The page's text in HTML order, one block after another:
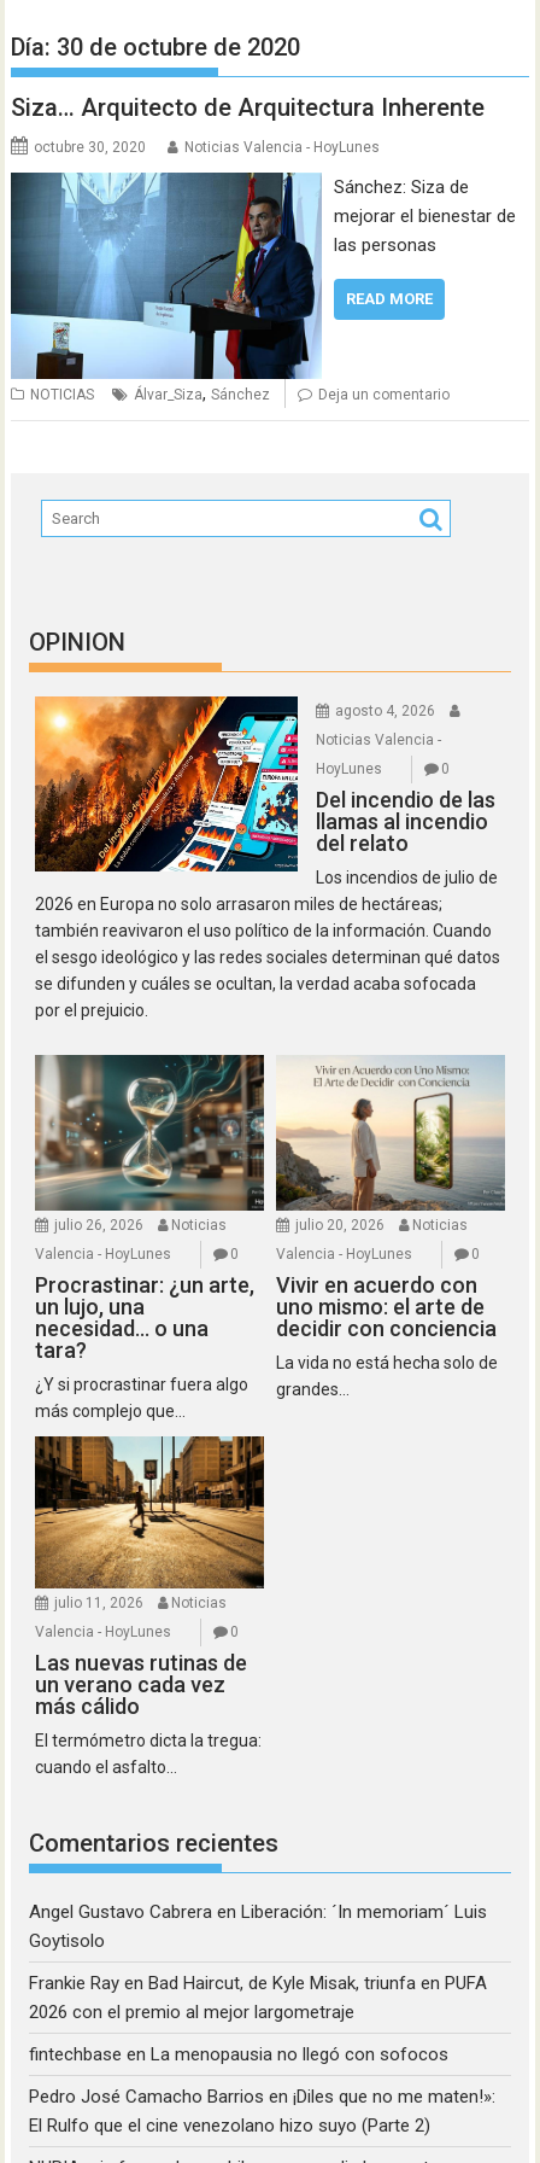
Día: 30 de octubre de 2020
Siza… Arquitecto de Arquitectura Inherente
octubre 30, 2020 Noticias Valencia - HoyLunes
Sánchez: Siza de
mejorar el bienestar de
las personas
READ MORE
NOTICIAS Álvar_Siza,Sánchez Deja un comentario
OPINION
agosto 4, 2026
Noticias Valencia -
HoyLunes
0
Del incendio de las
llamas al incendio
del relato
Los incendios de julio de
2026 en Europa no solo arrasaron miles de hectáreas;
también reavivaron el uso político de la información. Cuando
el sesgo ideológico y las redes sociales determinan qué datos
se difunden y cuáles se ocultan, la verdad acaba sofocada
por el prejuicio.
julio 26, 2026
Noticias
Valencia - HoyLunes
0
Procrastinar: ¿un arte,
un lujo, una
necesidad… o una
tara?
¿Y si procrastinar fuera algo
más complejo que...
julio 20, 2026
Noticias
Valencia - HoyLunes
0
Vivir en acuerdo con
uno mismo: el arte de
decidir con conciencia
La vida no está hecha solo de
grandes...
julio 11, 2026
Noticias
Valencia - HoyLunes
0
Las nuevas rutinas de
un verano cada vez
más cálido
El termómetro dicta la tregua:
cuando el asfalto...
Comentarios recientes
Angel Gustavo Cabrera enLiberación: ´In memoriam´ Luis
Goytisolo
Frankie Ray enBad Haircut, de Kyle Misak, triunfa en PUFA
2026 con el premio al mejor largometraje
fintechbase enLa menopausia no llegó con sofocos
Pedro José Camacho Barrios en¡Diles que no me maten!»:
El Rulfo que el cine venezolano hizo suyo (Parte 2)